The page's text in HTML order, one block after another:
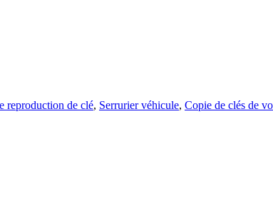
reproduction de clé, Serrurier véhicule, Copie de clés de